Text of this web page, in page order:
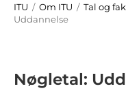
ITU / Om ITU / Tal og
Uddannelse
Nøgletal: